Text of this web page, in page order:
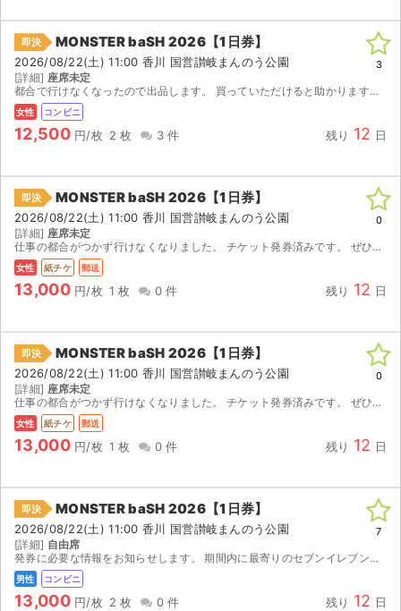
即決 MONSTER baSH 2026【1日券】
2026/08/22(土) 11:00 香川 国営讃岐まんのう公園
[詳細] 座席未定
都合で行けなくなったので出品します。 買っていただけると助かります。 発券に必要な情報をお知らせします。 期間内に最寄りのセブンイレブンで発券してください。
女性 コンビニ
12,500 円/枚 2 枚 3 件 残り 12 日
3
即決 MONSTER baSH 2026【1日券】
2026/08/22(土) 11:00 香川 国営讃岐まんのう公園
[詳細] 座席未定
仕事の都合がつかず行けなくなりました。 チケット発券済みです。 ぜひよろしくお願いします！
女性 紙チケ 郵送
13,000 円/枚 1 枚 0 件 残り 12 日
0
即決 MONSTER baSH 2026【1日券】
2026/08/22(土) 11:00 香川 国営讃岐まんのう公園
[詳細] 座席未定
仕事の都合がつかず行けなくなりました。 チケット発券済みです。 ぜひよろしくお願いします！
女性 紙チケ 郵送
13,000 円/枚 1 枚 0 件 残り 12 日
0
即決 MONSTER baSH 2026【1日券】
2026/08/22(土) 11:00 香川 国営讃岐まんのう公園
[詳細] 自由席
発券に必要な情報をお知らせします。 期間内に最寄りのセブンイレブンで発券してください。
男性 コンビニ
13,000 円/枚 2 枚 0 件 残り 12 日
7